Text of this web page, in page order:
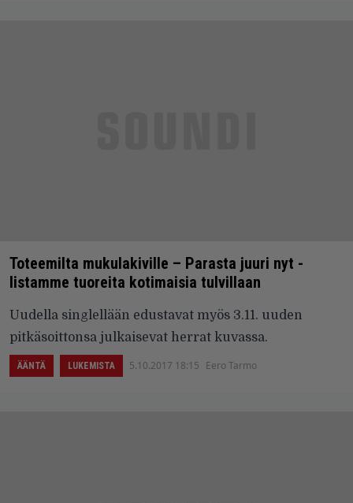
Toteemilta mukulakiville – Parasta juuri nyt -
listamme tuoreita kotimaisia tulvillaan
Uudella singlellään edustavat myös 3.11. uuden
pitkäsoittonsa julkaisevat herrat kuvassa.
ÄÄNTÄ LUKEMISTA 5.10.2017 18:15 Eero Tarmo